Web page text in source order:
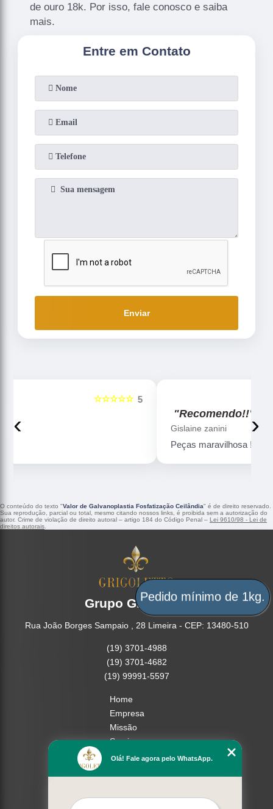
de ouro 18k. Por isso, fale conosco e saiba
mais.
Entre em Contato
Enviar
Peças maravilhosa ! Banho de confiança
‹ ›
O conteúdo do texto "Valor de Galvanoplastia Fosfatização Ceilândia" é de direito reservado.
Sua reprodução, parcial ou total, mesmo citando nossos links, é proibida sem a autorização do
autor. Crime de violação de direito autoral – artigo 184 do Código Penal – Lei 9610/98 - Lei de
direitos autorais
Grupo Grigoletto
Rua João Borges Sampaio , 28 Limeira - CEP: 13480-510
(19) 3701-4988
(19) 3701-4682
(19) 99991-5597
Home
Empresa
Missão
Serviços
Contato
Olá! Fale agora pelo WhatsApp.
Pedido mínimo de 1kg.